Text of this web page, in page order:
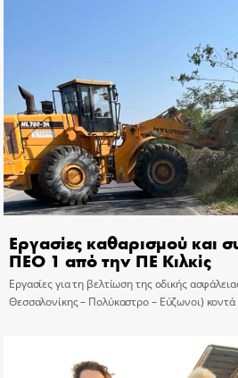
Εργασίες καθαρισμού και
ΠΕΟ 1 από την ΠΕ Κιλκίς
Εργασίες για τη βελτίωση της οδικής
Θεσσαλονίκης – Πολύκαστρο – Εύζωνοι) κοντά